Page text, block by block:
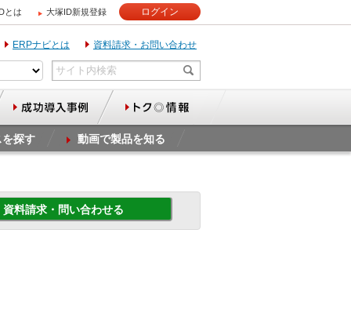
とは 大塚ID新規登録 ログイン
ERPナビとは 資料請求・お問い合わせ
探す 動画で製品を知る
資料請求・問い合わせる